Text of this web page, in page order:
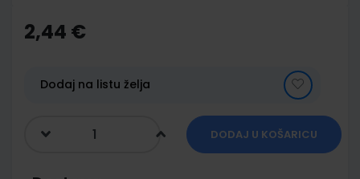
the
beginning
gallery
2,44 €
Dodaj na listu želja
DODAJ U KOŠARICU